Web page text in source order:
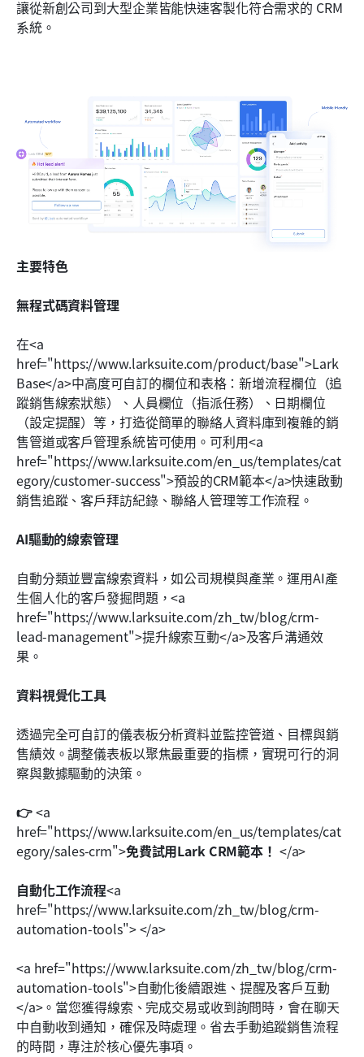
讓從新創公司到大型企業皆能快速客製化符合需求的 CRM
系統。
主要特色
無程式碼資料管理
在<a
href="https://www.larksuite.com/product/base">Lark
Base</a>中高度可自訂的欄位和表格：新增流程欄位（追
蹤銷售線索狀態）、人員欄位（指派任務）、日期欄位
（設定提醒）等，打造從簡單的聯絡人資料庫到複雜的銷
售管道或客戶管理系統皆可使用。可利用<a
href="https://www.larksuite.com/en_us/templates/cat
egory/customer-success">預設的CRM範本</a>快速啟動
銷售追蹤、客戶拜訪紀錄、聯絡人管理等工作流程。
AI驅動的線索管理
自動分類並豐富線索資料，如公司規模與產業。運用AI產
生個人化的客戶發掘問題，<a
href="https://www.larksuite.com/zh_tw/blog/crm-
lead-management">提升線索互動</a>及客戶溝通效
果。
資料視覺化工具
透過完全可自訂的儀表板分析資料並監控管道、目標與銷
售績效。調整儀表板以聚焦最重要的指標，實現可行的洞
察與數據驅動的決策。
👉 <a
href="https://www.larksuite.com/en_us/templates/cat
egory/sales-crm">免費試用Lark CRM範本！ </a>
自動化工作流程<a
href="https://www.larksuite.com/zh_tw/blog/crm-
automation-tools"></a>
<a href="https://www.larksuite.com/zh_tw/blog/crm-
automation-tools">自動化後續跟進、提醒及客戶互動
</a>。當您獲得線索、完成交易或收到詢問時，會在聊天
中自動收到通知，確保及時處理。省去手動追蹤銷售流程
的時間，專注於核心優先事項。